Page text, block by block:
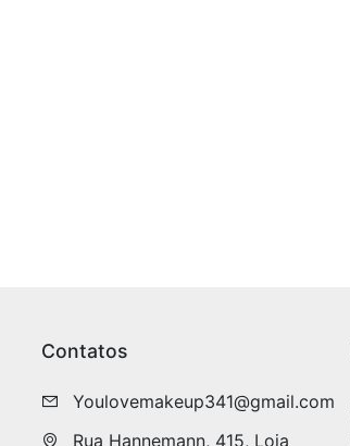
Contatos
Youlovemakeup341@gmail.com
Rua Hannemann, 415, Loja